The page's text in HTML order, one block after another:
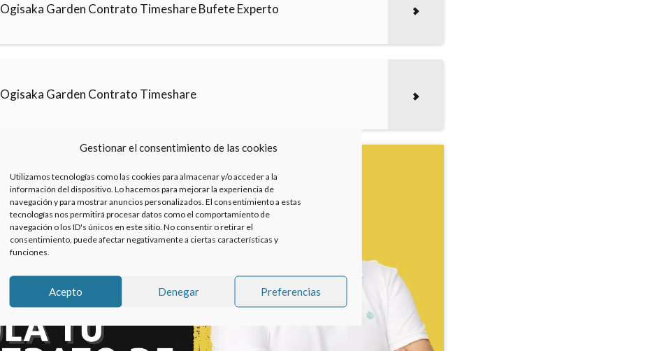
Gestionar el consentimiento de las cookies
Utilizamos tecnologías como las cookies para almacenar y/o acceder a la
información del dispositivo. Lo hacemos para mejorar la experiencia de
navegación y para mostrar anuncios personalizados. El consentimiento a estas
tecnologías nos permitirá procesar datos como el comportamiento de
navegación o los ID's únicos en este sitio. No consentir o retirar el
consentimiento, puede afectar negativamente a ciertas características y
funciones.
Acepto Denegar Preferencias
Ogisaka Garden Contrato Timeshare Bufete Experto
Ogisaka Garden Contrato Timeshare
Haz clic para aceptar cookies de marketing y